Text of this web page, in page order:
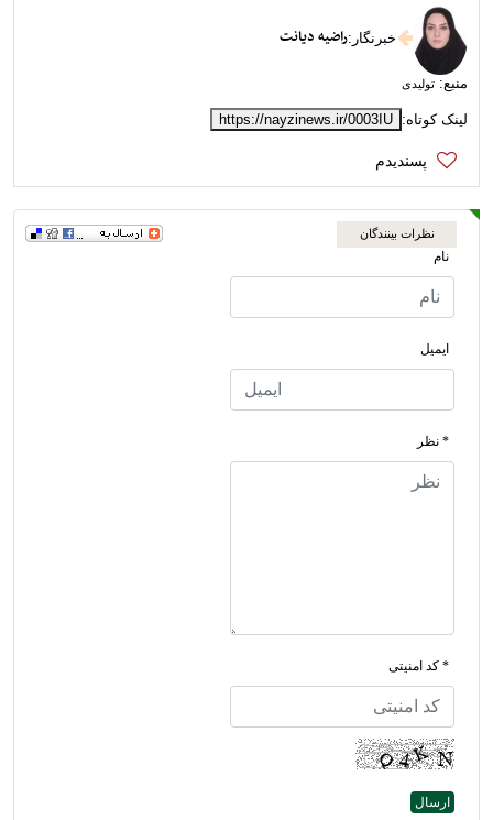
خبرنگار :راضیه دیانت
منبع: تولیدی
لینک کوتاه: https://nayzinews.ir/0003IU
نظرات بینندگان
نام
ایمیل
* نظر
* کد امنیتی